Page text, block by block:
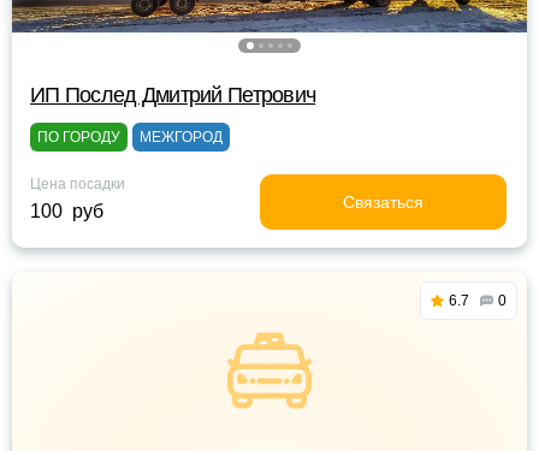
ИП Послед Дмитрий Петрович
ПО ГОРОДУ МЕЖГОРОД
Цена посадки
100 руб Связаться
6.7 0